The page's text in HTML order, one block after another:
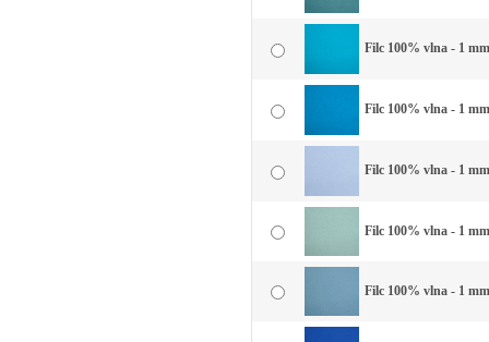
Filc 100% vlna - 1
Filc 100% vlna - 1
Filc 100% vlna - 1
Filc 100% vlna - 1
Filc 100% vlna - 1